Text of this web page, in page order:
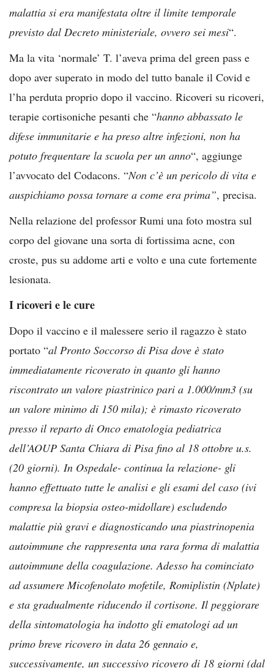
malattia si era manifestata oltre il limite temporale
previsto dal Decreto ministeriale, ovvero sei mesi“.
Ma la vita ‘normale’ T. l’aveva prima del green pass e
dopo aver superato in modo del tutto banale il Covid e
l’ha perduta proprio dopo il vaccino. Ricoveri su ricoveri,
terapie cortisoniche pesanti che “hanno abbassato le
difese immunitarie e ha preso altre infezioni, non ha
potuto frequentare la scuola per un anno“, aggiunge
l’avvocato del Codacons. “Non c’è un pericolo di vita e
auspichiamo possa tornare a come era prima”, precisa.
Nella relazione del professor Rumi una foto mostra sul
corpo del giovane una sorta di fortissima acne, con
croste, pus su addome arti e volto e una cute fortemente
lesionata.
I ricoveri e le cure
Dopo il vaccino e il malessere serio il ragazzo è stato
portato “al Pronto Soccorso di Pisa dove è stato
immediatamente ricoverato in quanto gli hanno
riscontrato un valore piastrinico pari a 1.000/mm3 (su
un valore minimo di 150 mila); è rimasto ricoverato
presso il reparto di Onco ematologia pediatrica
dell’AOUP Santa Chiara di Pisa fino al 18 ottobre u.s.
(20 giorni). In Ospedale- continua la relazione- gli
hanno effettuato tutte le analisi e gli esami del caso (ivi
compresa la biopsia osteo-midollare) escludendo
malattie più gravi e diagnosticando una piastrinopenia
autoimmune che rappresenta una rara forma di malattia
autoimmune della coagulazione. Adesso ha cominciato
ad assumere Micofenolato mofetile, Romiplistin (Nplate)
e sta gradualmente riducendo il cortisone. Il peggiorare
della sintomatologia ha indotto gli ematologi ad un
primo breve ricovero in data 26 gennaio e,
successivamente, un successivo ricovero di 18 giorni (dal